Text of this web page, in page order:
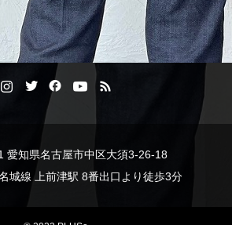
愛知県名古屋市中区大須3-26-18
城線 上前津駅 8番出口より徒歩3分